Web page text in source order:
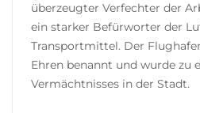
überzeugter Verfechter der
ein starker Befürworter der
Transportmittel. Der
Ehren benannt und wurde zu
Vermächtnisses in der Stadt.